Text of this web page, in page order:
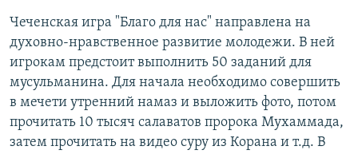
Чеченская игра "Благо для нас" направлена на
духовно-нравственное развитие молодежи. В ней
игрокам предстоит выполнить 50 заданий для
мусульманина. Для начала необходимо совершить
в мечети утренний намаз и выложить фото, потом
прочитать 10 тысяч салаватов пророка Мухаммада,
затем прочитать на видео суру из Корана и т.д. В